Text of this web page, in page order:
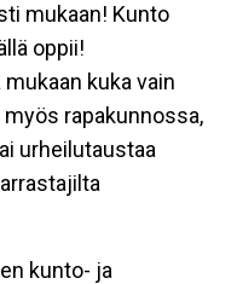
mukaan! Kunto
oppii!
kuka vain
rapakunnossa,
urheilutaustaa
kunto- ja